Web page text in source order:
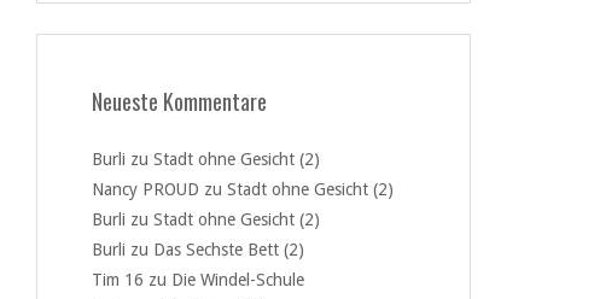
Neueste Kommentare
Burli zu Stadt ohne Gesicht (2)
Nancy PROUD zu Stadt ohne Gesicht (2)
Burli zu Stadt ohne Gesicht (2)
Burli zu Das Sechste Bett (2)
Tim 16 zu Die Windel-Schule